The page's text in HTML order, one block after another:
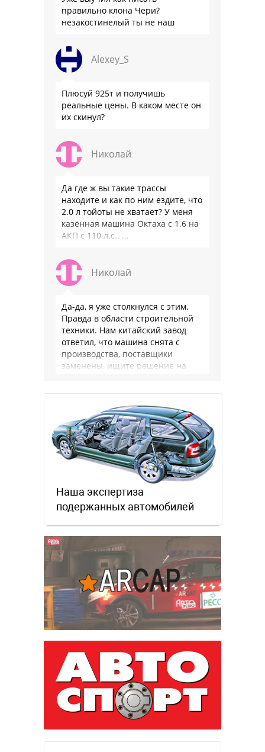
правильно клона Чери?
незакостинелый ты не наш
Alexey_S
Плюсуй 925т и получишь
реальные цены. В каком месте он
их скинул?
Николай
Да где ж вы такие трассы
находите и как по ним ездите, что
2.0 л тойоты не хватает? У меня
казённая машина Октаха с 1.6 на
АКП с 110 л.с.. …
Николай
Да-да, я уже столкнулся с этим.
Правда в области строительной
техники. Нам китайский завод
ответил, что машина снята с
производства, поставщики
заменены, ищите решение на
Наша экспертиза
подержанных автомобилей